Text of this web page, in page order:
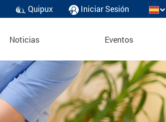
Quipux Iniciar Sesión
Noticias Eventos